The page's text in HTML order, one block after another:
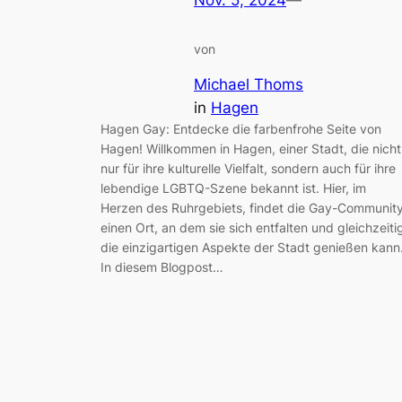
von
Michael Thoms
in Hagen
Hagen Gay: Entdecke die farbenfrohe Seite von
Hagen! Willkommen in Hagen, einer Stadt, die nicht
nur für ihre kulturelle Vielfalt, sondern auch für ihre
lebendige LGBTQ-Szene bekannt ist. Hier, im
Herzen des Ruhrgebiets, findet die Gay-Community
einen Ort, an dem sie sich entfalten und
die einzigartigen Aspekte der Stadt genießen kann.
In diesem Blogpost…